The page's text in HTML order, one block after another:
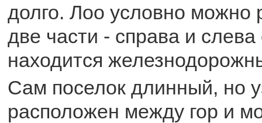
долго. Лоо условно можно
две части - справа и слева
находится
Сам поселок длинный, но
расположен между гор и